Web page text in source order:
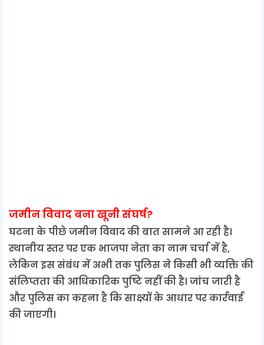
जमीन विवाद बना खूनी संघर्ष?
घटना के पीछे जमीन विवाद की बात सामने आ रही है।
स्थानीय स्तर पर एक भाजपा नेता का नाम चर्चा में है,
लेकिन इस संबंध में अभी तक पुलिस ने किसी भी व्यक्ति की
संलिप्तता की आधिकारिक पुष्टि नहीं की है। जांच जारी है
और पुलिस का कहना है कि साक्ष्यों के आधार पर कार्रवाई
की जाएगी।